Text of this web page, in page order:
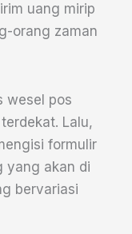
uang mirip
orang zaman
wesel pos
Lalu,
formulir
yang akan di
bervariasi